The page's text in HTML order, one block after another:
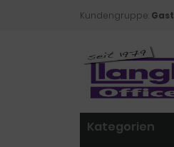
Kundengruppe: Gast
Kategorien